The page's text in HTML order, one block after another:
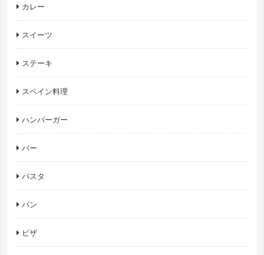
カレー
スイーツ
ステーキ
スペイン料理
ハンバーガー
バー
パスタ
パン
ピザ